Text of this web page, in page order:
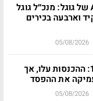
טלטלה בצמרת ה־AI של גוגל: מנכ״ל גוגל
וארבעה בכירים
05/08/2026
לוסיד צונחת ב־18%: ההכנסות עלו, אך
את ההפסד
05/08/2026